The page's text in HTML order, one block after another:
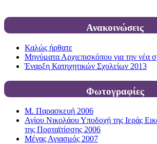
Ανακοινώσεις
Καλώς ήρθατε
Μηνύματα Αρχιεπισκόπου για την νέα
Έναρξη Κατηχητικών Σχολείων 2013
Φωτογραφίες
Μ. Παρασκευή 2006
Αγίου Νικολάου Υποδοχή της Ιεράς
της Πορταϊτίσσης 2006
Μέγας Αγιασμός 2007